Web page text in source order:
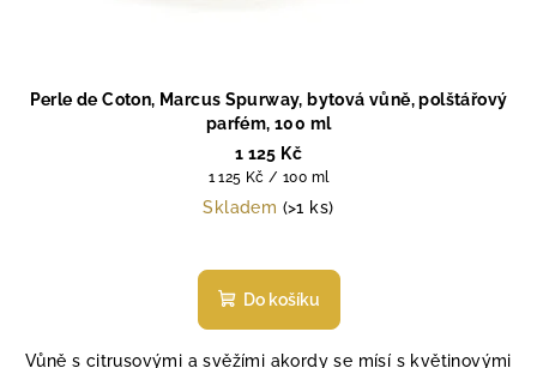
Perle de Coton, Marcus Spurway, bytová vůně, polštářový
parfém, 100 ml
1 125 Kč
Měrná
cena:
1 125 Kč / 100 ml
Skladem (>1 ks)
Do košíku
Vůně s citrusovými a svěžími akordy se mísí s květinovými